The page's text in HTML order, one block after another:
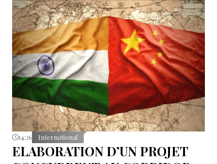
14:26 International
ELABORATION D’UN PROJET